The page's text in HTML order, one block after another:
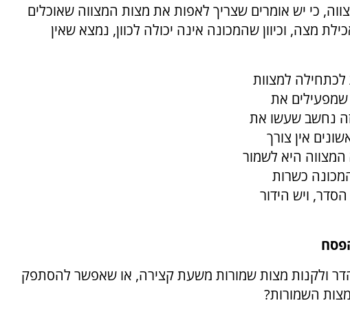
כי יש אומרים שצריך לאפות את מצות המצווה שאוכלים
מצה, וכיוון שהמכונה אינה יכולה לכוון, נמצא שאין
למצוות
שמפעילים את
נחשב שעשו את
אין צורך
היא לשמור
כשרות
ויש הידור
ולקנות מצות שמורות משעת קצירה, או שאפשר להסתפק
השמורות?